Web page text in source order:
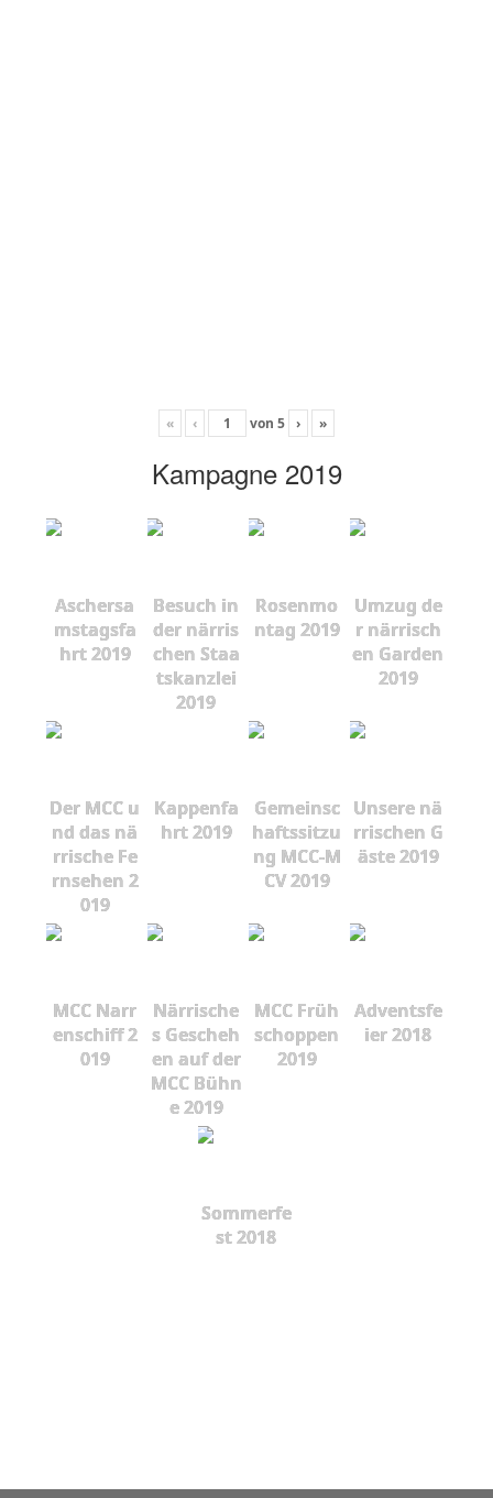
« ‹ von 5 › »
Kampagne 2019
Aschersa
mstagsfa
hrt 2019
Besuch in
der närris
chen Staa
tskanzlei
2019
Rosenmo
ntag 2019
Umzug de
r närrisch
en Garden
2019
Der MCC u
nd das nä
rrische Fe
rnsehen 2
019
Kappenfa
hrt 2019
Gemeinsc
haftssitzu
ng MCC-M
CV 2019
Unsere nä
rrischen G
äste 2019
MCC Narr
enschiff 2
019
Närrische
s Gescheh
en auf der
MCC Bühn
e 2019
MCC Früh
schoppen
2019
Adventsfe
ier 2018
Sommerfe
st 2018